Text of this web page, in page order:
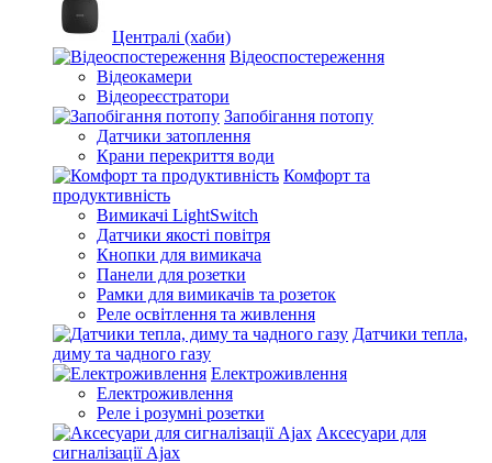
Централі (хаби)
Відеоспостереження
Відеокамери
Відеореєстратори
Запобігання потопу
Датчики затоплення
Крани перекриття води
Комфорт та
продуктивність
Вимикачі LightSwitch
Датчики якості повітря
Кнопки для вимикача
Панели для розетки
Рамки для вимикачів та розеток
Реле освітлення та живлення
Датчики тепла,
диму та чадного газу
Електроживлення
Електроживлення
Реле і розумні розетки
Аксесуари для
сигналізації Ajax